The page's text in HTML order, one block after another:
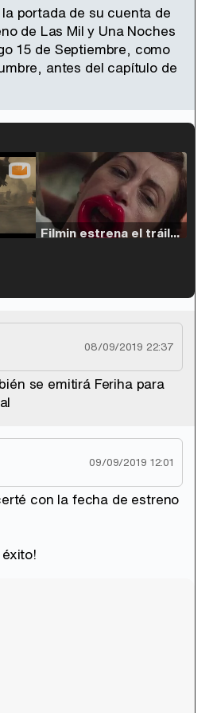
portada de su cuenta de
de Las Mil y Una Noches
15 de Septiembre, como
antes del capítulo de
Filmin estrena el tráiler de 'Millennial Mal', su nueva comedia universitaria de la mano de Lorena Iglesias
'120 Minutos' celebra sus 2.000 programas en Telemadrid con un vídeo del día a día en la redacción
Tráiler en catalán de 'Ravalear', la nueva serie de HBO Max sobre los fondos buitre
08/09/2019 22:37
se emitirá Feriha para
09/09/2019 12:01
con la fecha de estreno